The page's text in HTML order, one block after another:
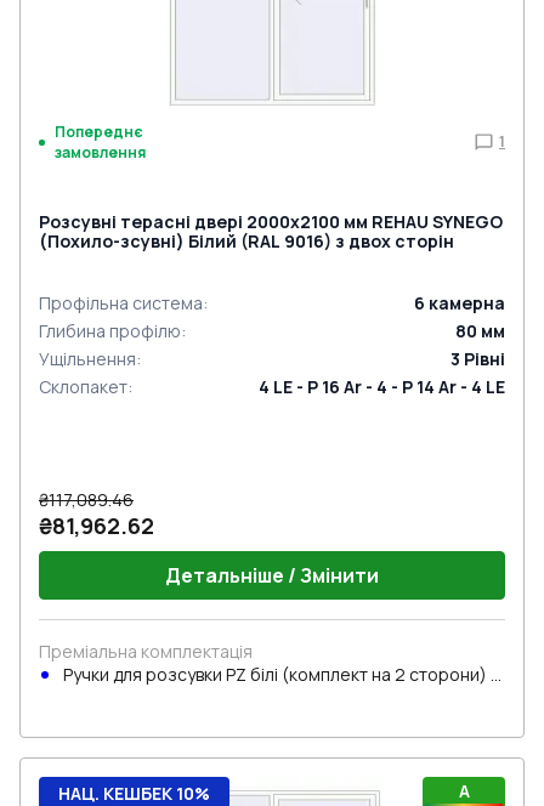
Попереднє
замовлення
1
Розсувні терасні двері 2000x2100 мм REHAU SYNEGO
(Похило-зсувні) Білий (RAL 9016) з двох сторін
Профільна система: 6 камерна
Глибина профілю: 80 мм
Ущільнення: 3 Рівні
Склопакет: 4 LE - P 16 Ar - 4 - P 14 Ar - 4 LE
₴117,089.46
₴81,962.62
Детальніше / Змінити
Преміальна комплектація
Ручки для розсувки PZ білі (комплект на 2 сторони) з
A
НАЦ. КЕШБЕК 10%